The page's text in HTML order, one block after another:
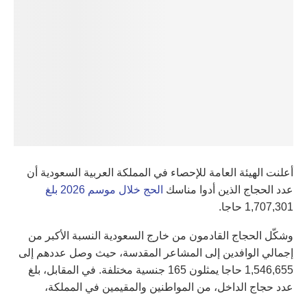
أعلنت الهيئة العامة للإحصاء في المملكة العربية السعودية أن
عدد الحجاج الذين أدوا مناسك الحج خلال موسم 2026 بلغ
1,707,301 حاجا.
وشكّل الحجاج القادمون من خارج السعودية النسبة الأكبر من
إجمالي الوافدين إلى المشاعر المقدسة، حيث وصل عددهم إلى
1,546,655 حاجا يمثلون 165 جنسية مختلفة. في المقابل، بلغ
عدد حجاج الداخل، من المواطنين والمقيمين في المملكة،